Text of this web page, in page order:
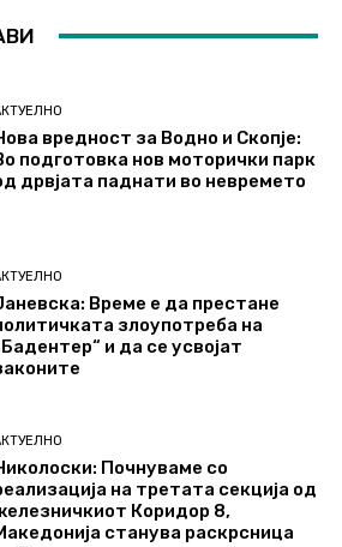
вредност за Водно и Скопје:
подготовка нов моторички парк
дрвјата паднати во невремето
Време е да престане
злоупотреба на
и да се усвојат
Почнуваме со
на третата секција од
Коридор 8,
станува раскрсница